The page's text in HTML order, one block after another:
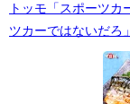
トッモ「スポーツ
ツカーではないだろ